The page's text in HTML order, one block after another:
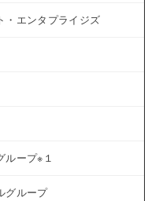
・エンタプライジズ
ループ※１
グループ